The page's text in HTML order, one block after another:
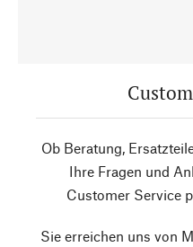
Ob Beratung,
Ihre Fragen und
Customer Service
Sie erreichen uns von